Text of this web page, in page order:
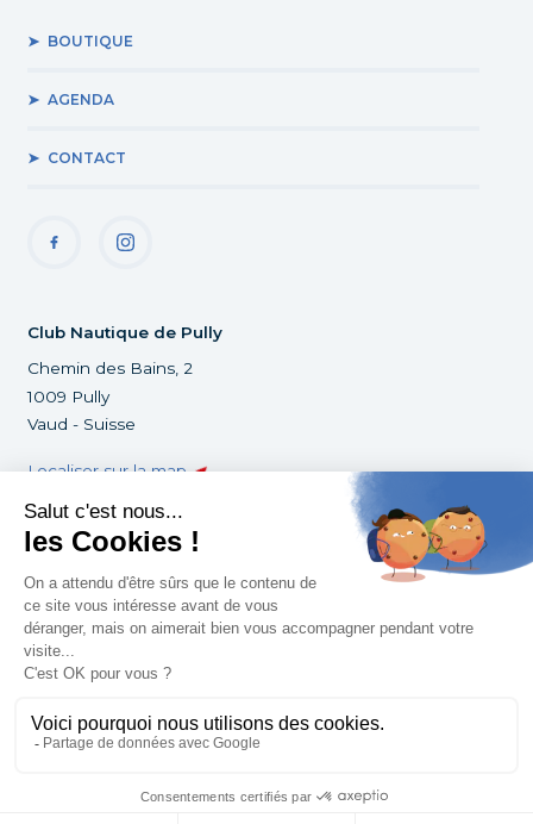
BOUTIQUE
AGENDA
CONTACT
Club Nautique de Pully
Chemin des Bains, 2
1009 Pully
Vaud - Suisse
Localiser sur la map
+41 21 729 88 03
infoclub@cnpully.ch
©Club Nautique de Pully 2022
FooterConditions générales de vente